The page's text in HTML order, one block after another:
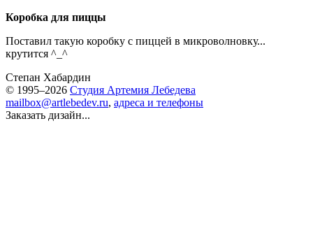
Коробка для пиццы
Поставил такую коробку с пиццей в микроволновку...
крутится ^_^
Степан Хабардин
© 1995–2026 Студия Артемия Лебедева
mailbox@artlebedev.ru, адреса и телефоны
Заказать дизайн...